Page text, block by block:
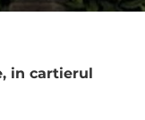
in cartierul